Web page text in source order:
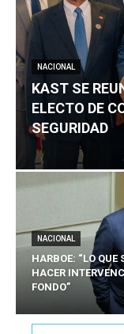
NACIONAL
KAST SE
ELECTO DE
SEGURIDAD
NACIONAL
HARBOE: “LO QUE
HACER
FONDO”